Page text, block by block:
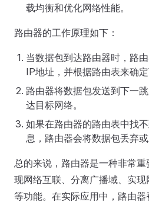
载均衡和优化网络性能。
路由器的工作原理如下：
当数据包到达路由器时，路
IP地址，并根据路由表来确定
路由器将数据包发送到下一
达目标网络。
如果在路由器的路由表中找
息，路由器会将数据包丢弃或
总的来说，路由器是一种非常
现网络互联、分离广播域、实
等功能。在实际应用中，路由